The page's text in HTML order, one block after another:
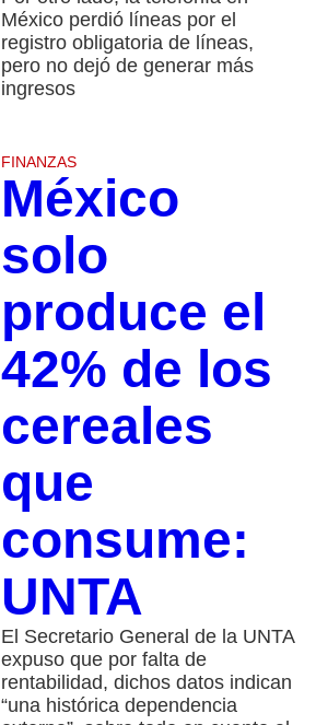
México perdió líneas por el
registro obligatoria de líneas,
pero no dejó de generar más
ingresos
FINANZAS
México
solo
produce el
42% de los
cereales
que
consume:
UNTA
El Secretario General de la UNTA
expuso que por falta de
rentabilidad, dichos datos indican
“una histórica dependencia